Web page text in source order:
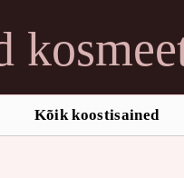
Kõik koostisained